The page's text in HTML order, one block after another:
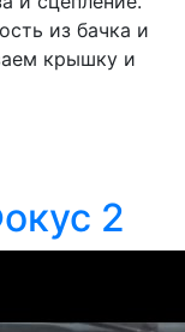
из бачка и
крышку и
2